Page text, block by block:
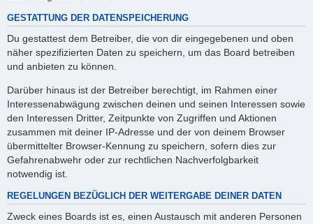
GESTATTUNG DER DATENSPEICHERUNG
Du gestattest dem Betreiber, die von dir eingegebenen und oben
näher spezifizierten Daten zu speichern, um das Board betreiben
und anbieten zu können.
Darüber hinaus ist der Betreiber berechtigt, im Rahmen einer
Interessenabwägung zwischen deinen und seinen Interessen sowie
den Interessen Dritter, Zeitpunkte von Zugriffen und Aktionen
zusammen mit deiner IP-Adresse und der von deinem Browser
übermittelter Browser-Kennung zu speichern, sofern dies zur
Gefahrenabwehr oder zur rechtlichen Nachverfolgbarkeit
notwendig ist.
REGELUNGEN BEZÜGLICH DER WEITERGABE DEINER DATEN
Zweck eines Boards ist es, einen Austausch mit anderen Personen